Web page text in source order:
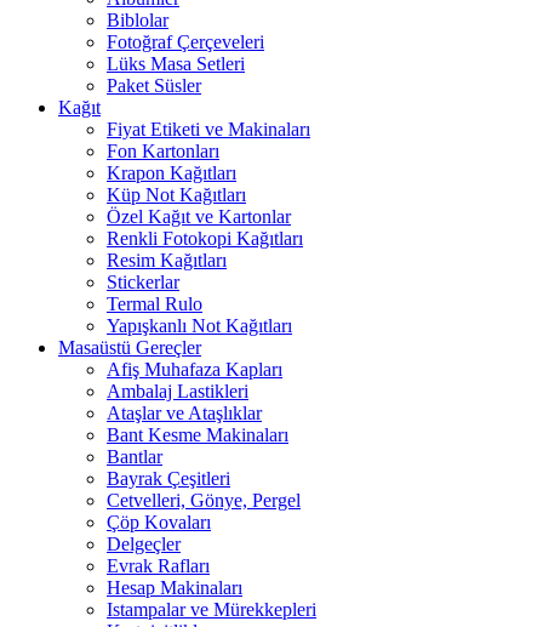
Biblolar
Fotoğraf Çerçeveleri
Lüks Masa Setleri
Paket Süsler
Kağıt
Fiyat Etiketi ve Makinaları
Fon Kartonları
Krapon Kağıtları
Küp Not Kağıtları
Özel Kağıt ve Kartonlar
Renkli Fotokopi Kağıtları
Resim Kağıtları
Stickerlar
Termal Rulo
Yapışkanlı Not Kağıtları
Masaüstü Gereçler
Afiş Muhafaza Kapları
Ambalaj Lastikleri
Ataşlar ve Ataşlıklar
Bant Kesme Makinaları
Bantlar
Bayrak Çeşitleri
Cetvelleri, Gönye, Pergel
Çöp Kovaları
Delgeçler
Evrak Rafları
Hesap Makinaları
Istampalar ve Mürekkepleri